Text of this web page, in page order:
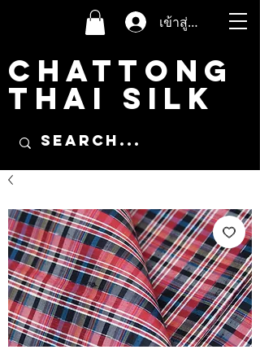
เข้าสู่ระบบ
CHATTONG
THAI SILK